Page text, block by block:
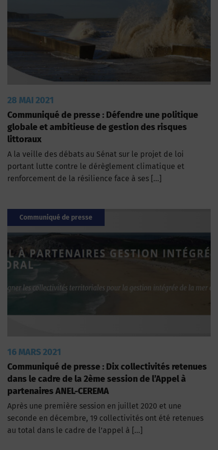
28 MAI 2021
Communiqué de presse : Défendre une politique
globale et ambitieuse de gestion des risques
littoraux
A la veille des débats au Sénat sur le projet de loi
portant lutte contre le dérèglement climatique et
renforcement de la résilience face à ses […]
Communiqué de presse
16 MARS 2021
Communiqué de presse : Dix collectivités retenues
dans le cadre de la 2ème session de l’Appel à
partenaires ANEL-CEREMA
Après une première session en juillet 2020 et une
seconde en décembre, 19 collectivités ont été retenues
au total dans le cadre de l’appel à […]